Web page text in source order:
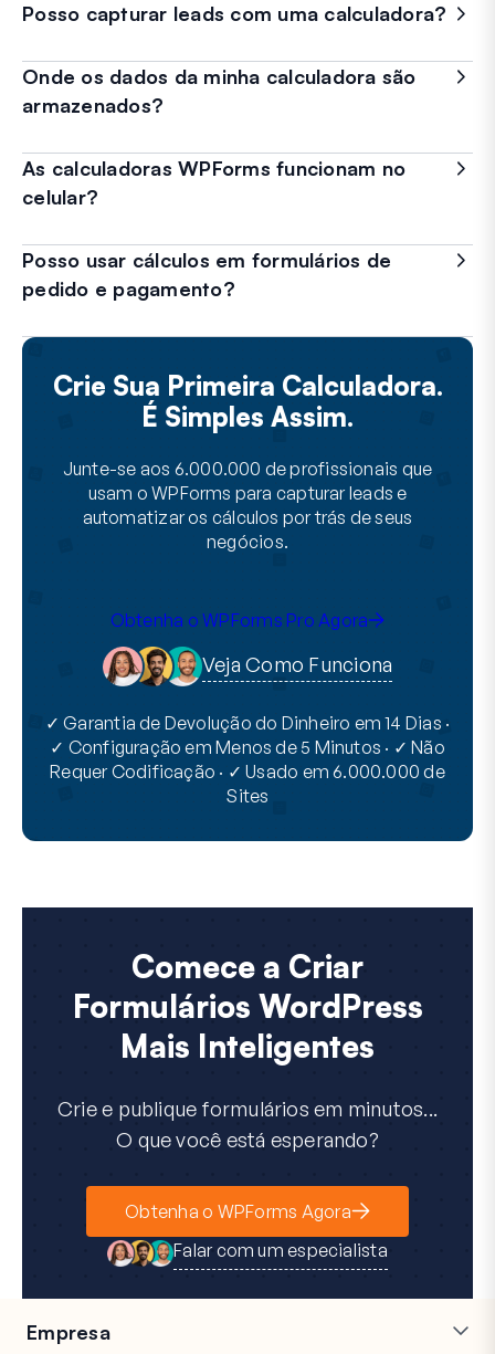
Posso capturar leads com uma calculadora?
Onde os dados da minha calculadora são
armazenados?
As calculadoras WPForms funcionam no
celular?
Posso usar cálculos em formulários de
pedido e pagamento?
Crie Sua Primeira Calculadora.
É Simples Assim.
Junte-se aos 6.000.000 de profissionais que
usam o WPForms para capturar leads e
automatizar os cálculos por trás de seus
negócios.
Obtenha o WPForms Pro Agora
Veja Como Funciona
✓ Garantia de Devolução do Dinheiro em 14 Dias ·
✓ Configuração em Menos de 5 Minutos · ✓ Não
Requer Codificação · ✓ Usado em 6.000.000 de
Sites
Comece a Criar
Formulários WordPress
Mais Inteligentes
Crie e publique formulários em minutos...
O que você está esperando?
Obtenha o WPForms Agora
Falar com um especialista
Empresa